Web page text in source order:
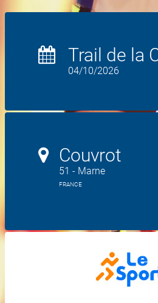
Trail de la
04/10/2026
Couvrot
51 - Marne
FRANCE